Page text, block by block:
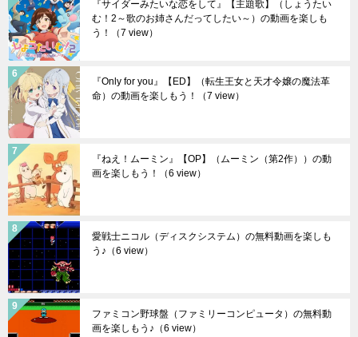
『サイダーみたいな恋をして』【主題歌】（しょうたい
む！2～歌のお姉さんだってしたい～）の動画を楽しも
う！
（7 view）
『Only for you』【ED】（転生王女と天才令嬢の魔法革
命）の動画を楽しもう！
（7 view）
『ねえ！ムーミン』【OP】（ムーミン（第2作））の動
画を楽しもう！
（6 view）
愛戦士ニコル（ディスクシステム）の無料動画を楽しも
う♪ （6 view）
ファミコン野球盤（ファミリーコンピュータ）の無料動
画を楽しもう♪ （6 view）